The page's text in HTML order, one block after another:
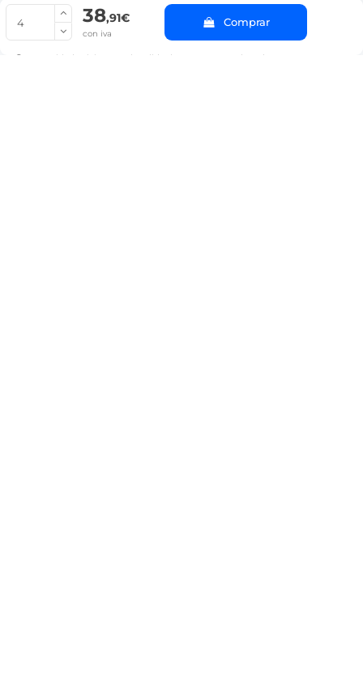
38,91€
con iva
Comprar
La cantidad mínima en el pedido de compra para el producto es 4.
© Copyright 2022 PepeBar.com |
Aviso legal y
Condiciones generales de compra |
Blog